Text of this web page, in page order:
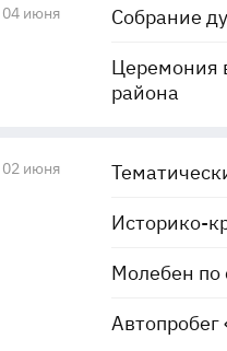
04 июня
Собрание
Церемония
района
02 июня
Историко-
Молебен по